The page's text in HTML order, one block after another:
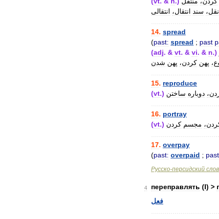
نقل، سند انتقال، انتقالی
14. spread
(past: spread ; past
(adj. & vt. & vi. & n.)
پهن کردن، پهن شدن
15. reproduce
(vt.) دوباره ساختن
16. portray
(vt.) مجسم کردن
17. overpay
(past: overpaid ; past
Русско-персидский
4 переправлять (I) >
فعل